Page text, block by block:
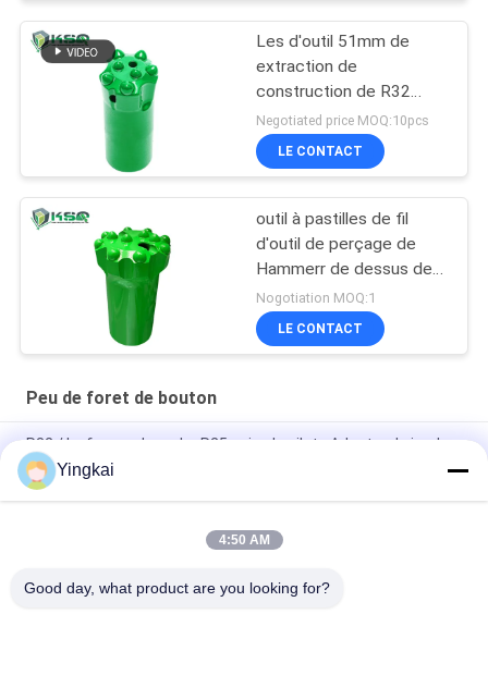
Les d'outil 51mm de
extraction de
construction de R32
45mm fil le peu de
perceuse de bouton
Negotiated price MOQ:10pcs
LE CONTACT
outil à pastilles de fil
d'outil de perçage de
Hammerr de dessus de
carrière de l'exploitation
T45 de 89mm
Nogotiation MOQ:1
LE CONTACT
Peu de foret de bouton
R32 / Le forage de roche R25 usine le pilote Adapter de jambe
de peu de perceuse de carbure de tungstène
Adaptateur pilote de dérive et de tunneling 12° de diamètre 40
Yingkai
4:50 AM
Good day, what product are you looking for?